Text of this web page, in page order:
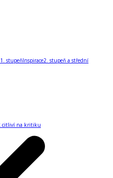
1. stupeňInspirace2. stupeň a střední
citliví na kritiku